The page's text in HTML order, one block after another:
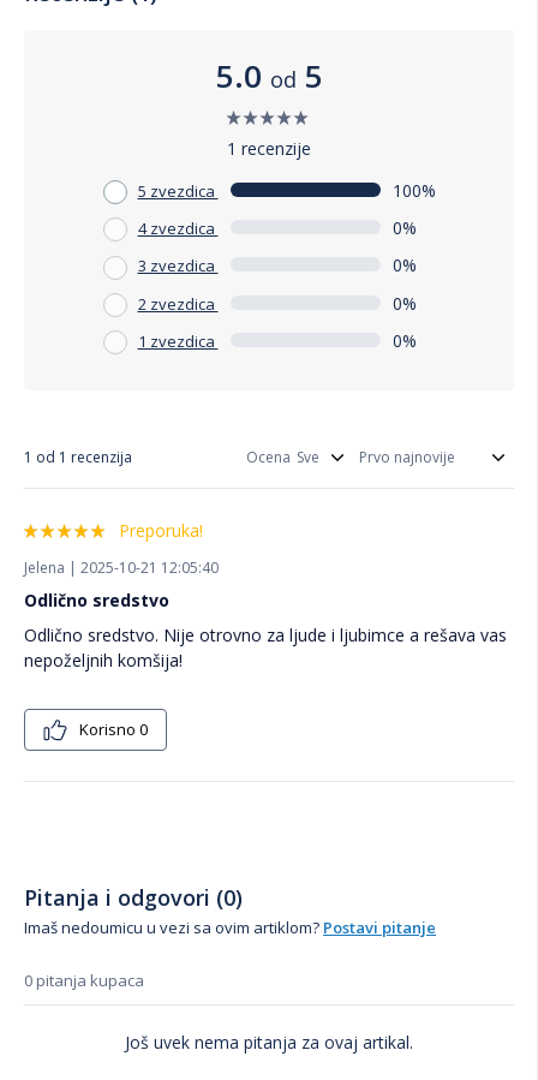
5.0 od 5
1 recenzije
5 zvezdica 100%
4 zvezdica 0%
3 zvezdica 0%
2 zvezdica 0%
1 zvezdica 0%
1 od 1 recenzija Ocena
Preporuka!
Jelena | 2025-10-21 12:05:40
Odlično sredstvo
Odlično sredstvo. Nije otrovno za ljude i ljubimce a rešava vas
nepoželjnih komšija!
Korisno 0
Pitanja i odgovori (0)
Imaš nedoumicu u vezi sa ovim artiklom? Postavi pitanje
0 pitanja kupaca
Još uvek nema pitanja za ovaj artikal.